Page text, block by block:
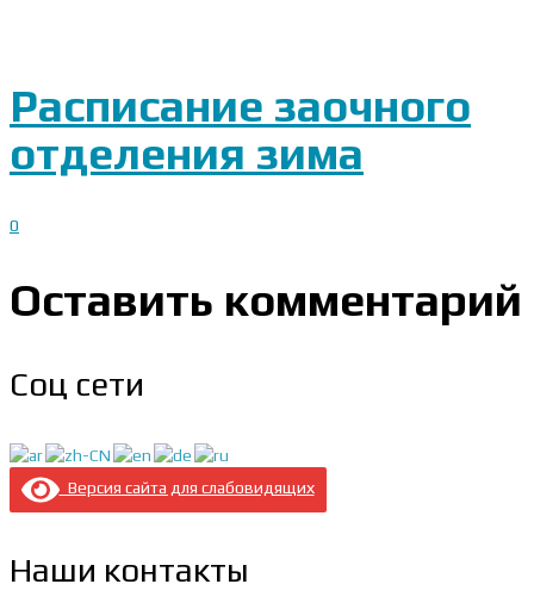
Расписание заочного
отделения зима
0
Оставить комментарий
Соц сети
Версия сайта для слабовидящих
Наши контакты